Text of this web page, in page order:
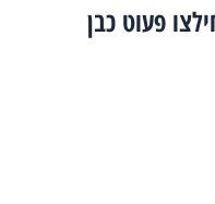
פעוט כבן